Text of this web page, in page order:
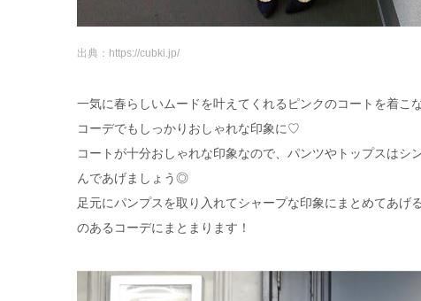
出典：https://cubki.jp/
一気に春らしいムードを叶えてくれるピンクのコートを着こ
コーデでもしっかりおしゃれな印象に♡
コートが十分おしゃれな印象なので、パンツやトップスはシ
んであげましょう◎
足元にパンプスを取り入れてシャープな印象にまとめてあげ
のあるコーデにまとまります！